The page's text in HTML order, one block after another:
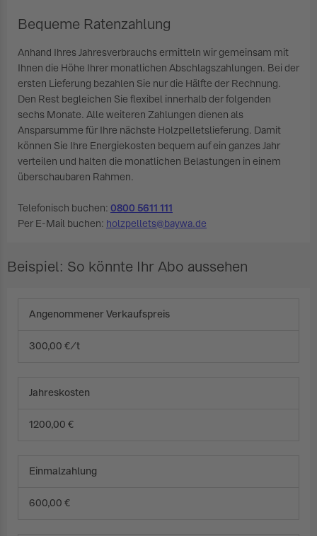
Bequeme Ratenzahlung
Anhand Ihres Jahresverbrauchs ermitteln wir gemeinsam mit
Ihnen die Höhe Ihrer monatlichen Abschlagszahlungen. Bei der
ersten Lieferung bezahlen Sie nur die Hälfte der Rechnung.
Den Rest begleichen Sie flexibel innerhalb der folgenden
sechs Monate. Alle weiteren Zahlungen dienen als
Ansparsumme für Ihre nächste Holzpelletslieferung. Damit
können Sie Ihre Energiekosten bequem auf ein ganzes Jahr
verteilen und halten die monatlichen Belastungen in einem
überschaubaren Rahmen.
Telefonisch buchen: 0800 5611 111
Per E-Mail buchen: holzpellets@baywa.de
Beispiel: So könnte Ihr Abo aussehen
Angenommener Verkaufspreis
300,00 €/t
Jahreskosten
1200,00 €
Einmalzahlung
600,00 €